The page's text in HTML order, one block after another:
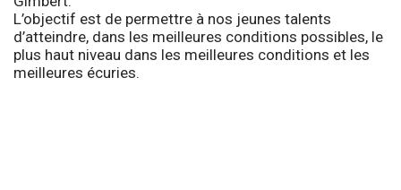
L’objectif est de permettre à nos jeunes talents
d’atteindre, dans les meilleures conditions possibles, le
plus haut niveau dans les meilleures conditions et les
meilleures écuries.